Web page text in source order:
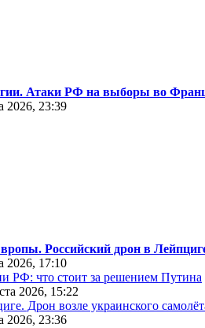
Атаки РФ на выборы во
2026, 23:39
Российский дрон в
2026, 17:10
РФ: что стоит за решением Путина
2026, 15:22
Дрон возле украинского
2026, 23:36